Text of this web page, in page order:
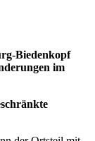
Biedenkopf
im